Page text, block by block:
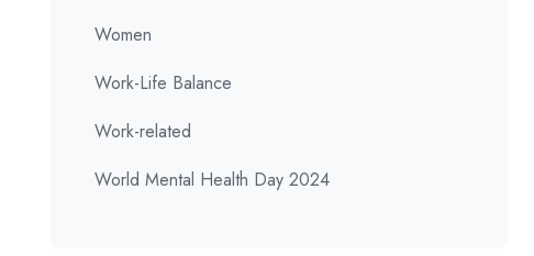
Women
Work-Life Balance
Work-related
World Mental Health Day 2024